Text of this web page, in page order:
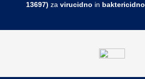
13697) za virucidno in baktericidno